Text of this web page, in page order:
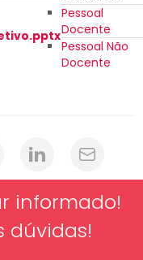
Pessoal
Docente
Pessoal Não
Docente
informado!
dúvidas!